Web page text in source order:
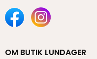
OM BUTIK LUNDAGER